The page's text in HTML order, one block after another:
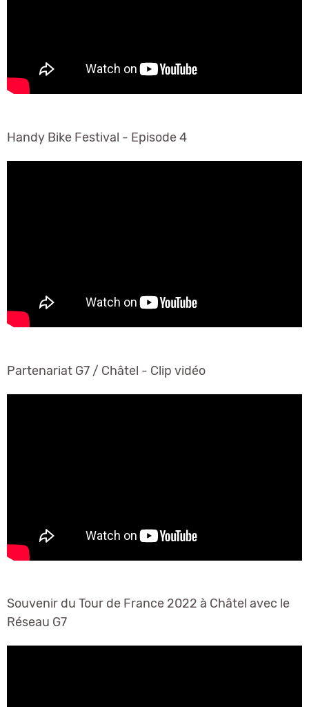
Handy Bike Festival - Episode 4
Partenariat G7 / Châtel - Clip vidéo
Souvenir du Tour de France 2022 à Châtel avec le
Réseau G7